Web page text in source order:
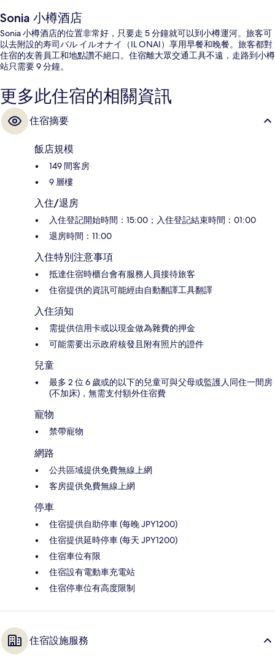
Sonia 小樽酒店
Sonia 小樽酒店的位置非常好，只要走 5 分鐘就可以到小樽運河。旅客可
以去附設的寿司バル イルオナイ（IL ONAI）享用早餐和晚餐。旅客都對
住宿的友善員工和地點讚不絕口。住宿離大眾交通工具不遠，走路到小樽
站只需要 9 分鐘。
更多此住宿的相關資訊
住宿摘要
飯店規模
149 間客房
9 層樓
入住/退房
入住登記開始時間：15:00；入住登記結束時間：01:00
退房時間：11:00
入住特別注意事項
抵達住宿時櫃台會有服務人員接待旅客
住宿提供的資訊可能經由自動翻譯工具翻譯
入住須知
需提供信用卡或以現金做為雜費的押金
可能需要出示政府核發且附有照片的證件
兒童
最多 2 位 6 歲或的以下的兒童可與父母或監護人同住一間房
(不加床)，無需支付額外住宿費
寵物
禁帶寵物
網路
公共區域提供免費無線上網
客房提供免費無線上網
停車
住宿提供自助停車 (每晚 JPY1200)
住宿提供延時停車 (每天 JPY1200)
住宿車位有限
住宿設有電動車充電站
住宿停車位有高度限制
住宿設施服務